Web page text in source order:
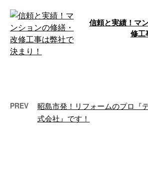
信頼と実績！マ
修
PREV
昭島市発！リフォームのプロ『
式会社』です！